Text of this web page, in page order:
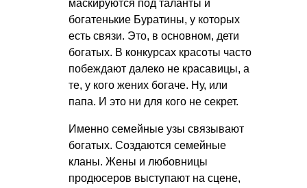
маскируются под таланты и
богатенькие Буратины, у которых
есть связи. Это, в основном, дети
богатых. В конкурсах красоты часто
побеждают далеко не красавицы, а
те, у кого жених богаче. Ну, или
папа. И это ни для кого не секрет.
Именно семейные узы связывают
богатых. Создаются семейные
кланы. Жены и любовницы
продюсеров выступают на сцене,